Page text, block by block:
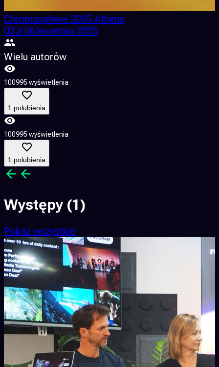
Chromosphere 2025 Athens
03 // 06 kwietnia 2025
Wielu autorów
100995 wyświetlenia
1 polubienia
100995 wyświetlenia
1 polubienia
Występy (1)
Pokaż wszystkie